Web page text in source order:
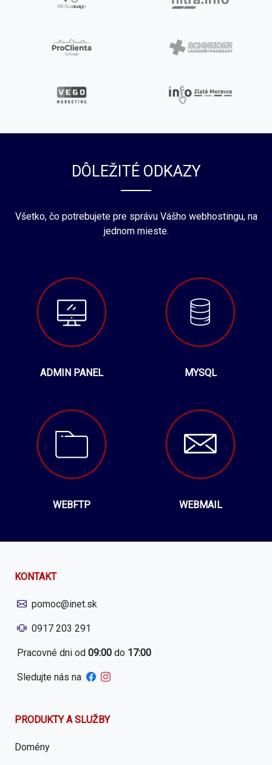
DÔLEŽITÉ ODKAZY
Všetko, čo potrebujete pre správu Vášho webhostingu, na
jednom mieste.
ADMIN PANEL MYSQL
WEBFTP WEBMAIL
KONTAKT
pomoc@inet.sk
0917 203 291
Pracovné dni od 09:00 do 17:00
Sledujte nás na
PRODUKTY A SLUŽBY
Domény